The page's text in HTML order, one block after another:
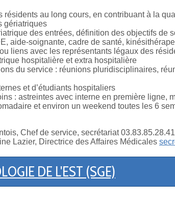
au long cours, en contribuant à la
gériatriques
des entrées, définition des objectifs de
aide-soignante, cadre de santé,
liens avec les représentants légaux des
hospitalière et extra hospitalière
du service : réunions pluridisciplinaires,
et d’étudiants hospitaliers
: astreintes avec interne en première ligne,
et environ un weekend toutes les 6
Chef de service, secrétariat
Lazier, Directrice des Affaires Médicales
DE L'EST (SGE)